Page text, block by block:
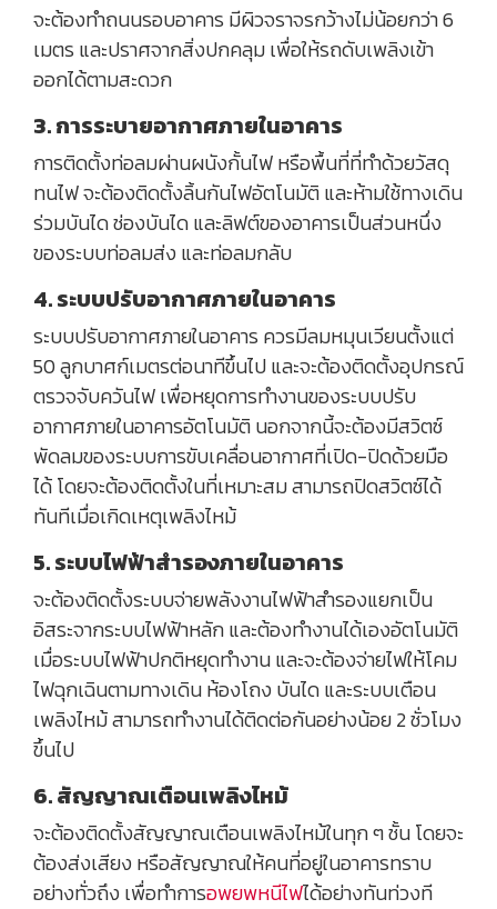
จะต้องทำถนนรอบอาคาร มีผิวจราจรกว้างไม่น้อยกว่า 6
เมตร และปราศจากสิ่งปกคลุม เพื่อให้รถดับเพลิงเข้า
ออกได้ตามสะดวก
3. การระบายอากาศภายในอาคาร
การติดตั้งท่อลมผ่านผนังกั้นไฟ หรือพื้นที่ที่ทำด้วยวัสดุ
ทนไฟ จะต้องติดตั้งลิ้นกันไฟอัตโนมัติ และห้ามใช้ทางเดิน
ร่วมบันได ช่องบันได และลิฟต์ของอาคารเป็นส่วนหนึ่ง
ของระบบท่อลมส่ง และท่อลมกลับ
4. ระบบปรับอากาศภายในอาคาร
ระบบปรับอากาศภายในอาคาร ควรมีลมหมุนเวียนตั้งแต่
50 ลูกบาศก์เมตรต่อนาทีขึ้นไป และจะต้องติดตั้งอุปกรณ์
ตรวจจับควันไฟ เพื่อหยุดการทำงานของระบบปรับ
อากาศภายในอาคารอัตโนมัติ นอกจากนี้จะต้องมีสวิตซ์
พัดลมของระบบการขับเคลื่อนอากาศที่เปิด-ปิดด้วยมือ
ได้ โดยจะต้องติดตั้งในที่เหมาะสม สามารถปิดสวิตซ์ได้
ทันทีเมื่อเกิดเหตุเพลิงไหม้
5. ระบบไฟฟ้าสำรองภายในอาคาร
จะต้องติดตั้งระบบจ่ายพลังงานไฟฟ้าสำรองแยกเป็น
อิสระจากระบบไฟฟ้าหลัก และต้องทำงานได้เองอัตโนมัติ
เมื่อระบบไฟฟ้าปกติหยุดทำงาน และจะต้องจ่ายไฟให้โคม
ไฟฉุกเฉินตามทางเดิน ห้องโถง บันได และระบบเตือน
เพลิงไหม้ สามารถทำงานได้ติดต่อกันอย่างน้อย 2 ชั่วโมง
ขึ้นไป
6. สัญญาณเตือนเพลิงไหม้
จะต้องติดตั้งสัญญาณเตือนเพลิงไหม้ในทุก ๆ ชั้น โดยจะ
ต้องส่งเสียง หรือสัญญาณให้คนที่อยู่ในอาคารทราบ
อย่างทั่วถึง เพื่อทำการอพยพหนีไฟได้อย่างทันท่วงที